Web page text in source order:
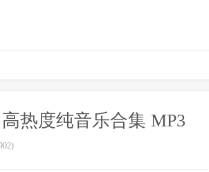
热度纯音乐合集 MP3